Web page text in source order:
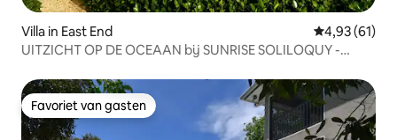
Villa in East End Gemiddelde
4,93 (61)
UITZICHT OP DE OCEAAN bij SUNRISE SOLILOQUY -
Favoriet van gasten
Favoriet van gasten